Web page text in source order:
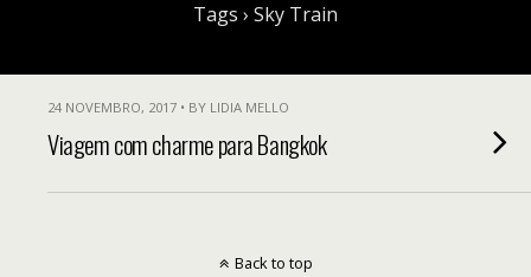
Tags › Sky Train
24 NOVEMBRO, 2017 • BY LIDIA MELLO
Viagem com charme para Bangkok
Back to top